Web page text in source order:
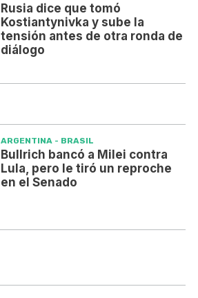
Rusia dice que tomó
Kostiantynivka y sube la
tensión antes de otra ronda de
diálogo
ARGENTINA - BRASIL
Bullrich bancó a Milei contra
Lula, pero le tiró un reproche
en el Senado